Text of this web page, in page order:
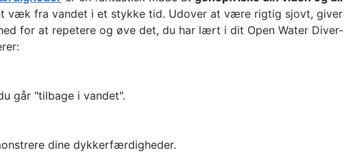
væk fra vandet i et stykke tid. Udover at være rigtig sjovt, giver
for at repetere og øve det, du har lært i dit Open Water Diver-
går "tilbage i vandet".
dine dykkerfærdigheder.